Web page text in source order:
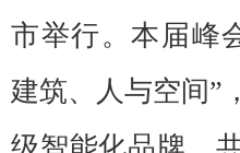
市举行。本届峰
建筑、人与空间”